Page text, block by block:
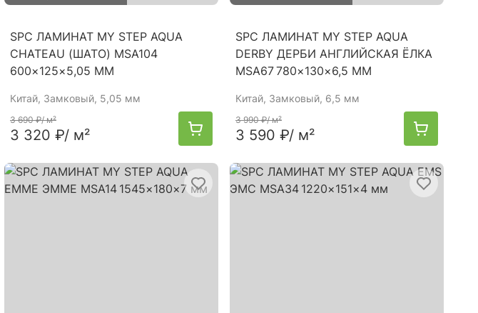
SPC ЛАМИНАТ MY STEP AQUA
CHATEAU (ШАТО) MSA104
600×125×5,05 ММ
Китай, Замковый, 5,05 мм
3 690 ₽/ м²
3 320 ₽/ м²
SPC ЛАМИНАТ MY STEP AQUA
DERBY ДЕРБИ АНГЛИЙСКАЯ ЁЛКА
MSA67 780×130×6,5 ММ
Китай, Замковый, 6,5 мм
3 990 ₽/ м²
3 590 ₽/ м²